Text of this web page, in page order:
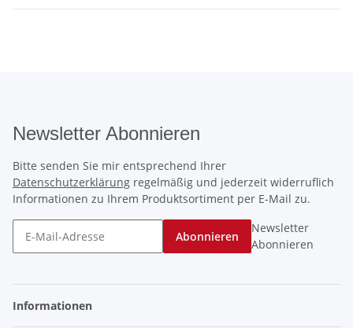
Newsletter Abonnieren
Bitte senden Sie mir entsprechend Ihrer
Datenschutzerklärung regelmäßig und jederzeit widerruflich
Informationen zu Ihrem Produktsortiment per E-Mail zu.
Abonnieren
Newsletter
Abonnieren
Informationen